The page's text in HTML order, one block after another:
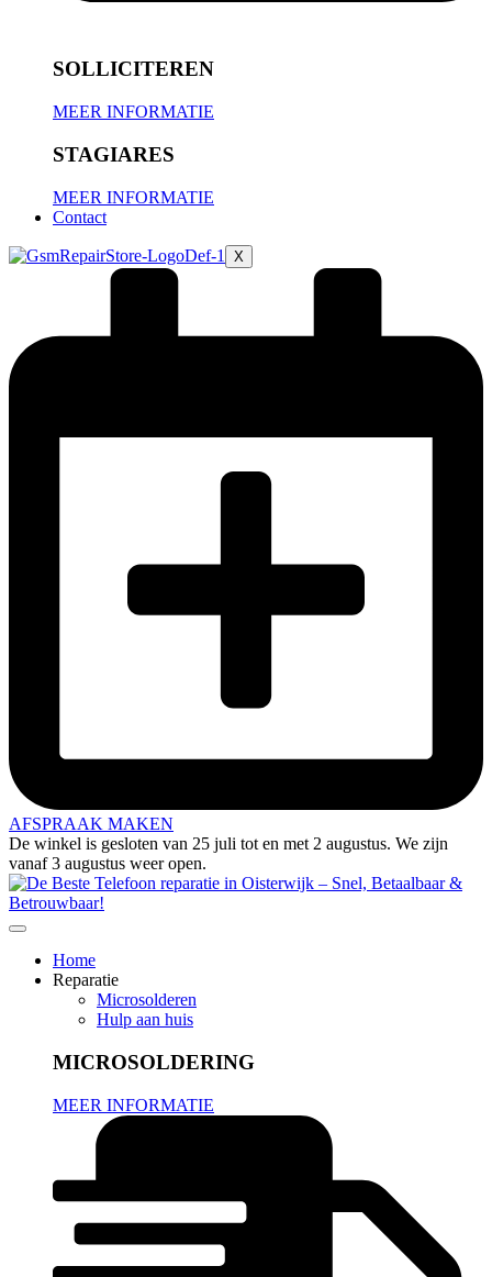
SOLLICITEREN
MEER INFORMATIE
STAGIARES
MEER INFORMATIE
Contact
X
AFSPRAAK MAKEN
De winkel is gesloten van 25 juli tot en met 2 augustus. We zijn
vanaf 3 augustus weer open.
Home
Reparatie
Microsolderen
Hulp aan huis
MICROSOLDERING
MEER INFORMATIE